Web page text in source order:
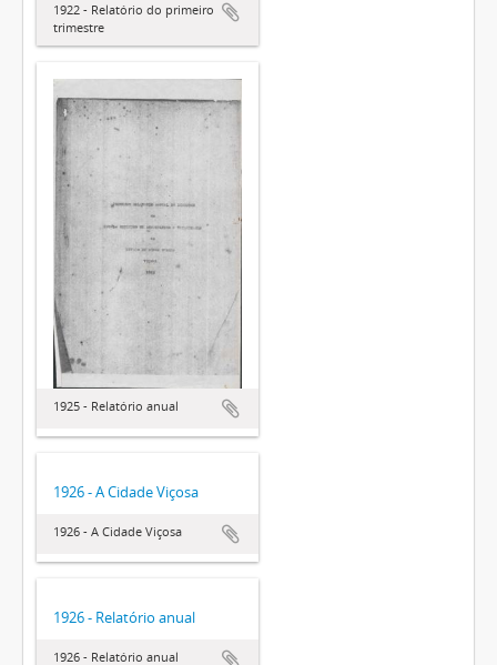
1922 - Relatório do primeiro
trimestre
1925 - Relatório anual
1926 - A Cidade Viçosa
1926 - A Cidade Viçosa
1926 - Relatório anual
1926 - Relatório anual